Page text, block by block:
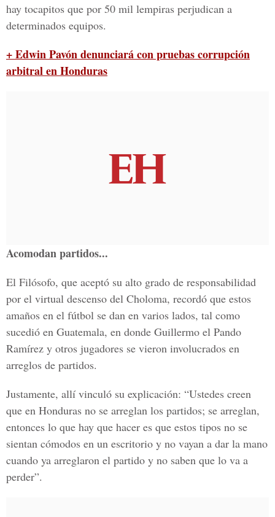
hay tocapitos que por 50 mil lempiras perjudican a
determinados equipos.
+ Edwin Pavón denunciará con pruebas corrupción
arbitral en Honduras
Acomodan partidos...
El Filósofo, que aceptó su alto grado de responsabilidad
por el virtual descenso del Choloma, recordó que estos
amaños en el fútbol se dan en varios lados, tal como
sucedió en Guatemala, en donde Guillermo el Pando
Ramírez y otros jugadores se vieron involucrados en
arreglos de partidos.
Justamente, allí vinculó su explicación: “Ustedes creen
que en Honduras no se arreglan los partidos; se arreglan,
entonces lo que hay que hacer es que estos tipos no se
sientan cómodos en un escritorio y no vayan a dar la mano
cuando ya arreglaron el partido y no saben que lo va a
perder”.